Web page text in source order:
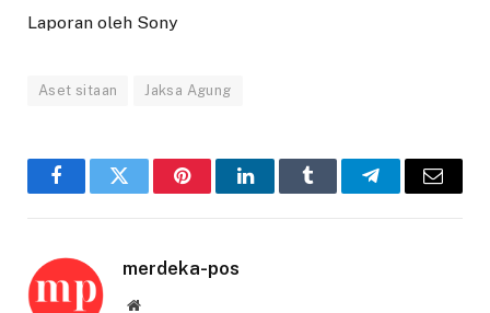
Laporan oleh Sony
Aset sitaan Jaksa Agung
FacebookTwitter PinterestLinkedInTumblr TelegramEmail
merdeka-pos
Website